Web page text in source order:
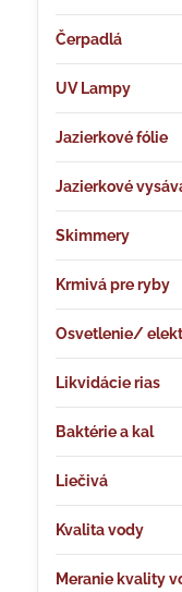
Čerpadlá
UV Lampy
Jazierkové fólie
Jazierkové
Skimmery
Krmivá pre ryby
Osvetlenie/
Likvidácie rias
Baktérie a kal
Liečivá
Kvalita vody
Meranie kvality